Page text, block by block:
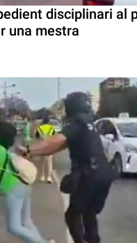
disciplinari al
una mestra